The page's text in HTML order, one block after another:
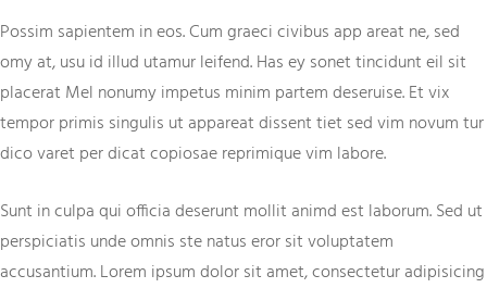
Possim sapientem in eos. Cum graeci civibus app areat ne, sed
omy at, usu id illud utamur leifend. Has ey sonet tincidunt eil sit
placerat Mel nonumy impetus minim partem deseruise. Et vix
tempor primis singulis ut appareat dissent tiet sed vim novum tur
dico varet per dicat copiosae reprimique vim labore.
Sunt in culpa qui officia deserunt mollit animd est laborum. Sed ut
perspiciatis unde omnis ste natus eror sit voluptatem
accusantium. Lorem ipsum dolor sit amet, consectetur adipisicing